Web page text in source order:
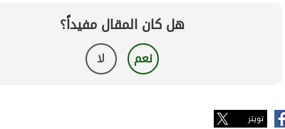
هل كان المقال مفيداً؟
نعم لا
تويتر